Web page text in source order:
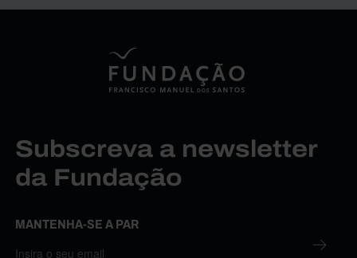
Subscreva a newsletter
da Fundação
MANTENHA-SE A PAR